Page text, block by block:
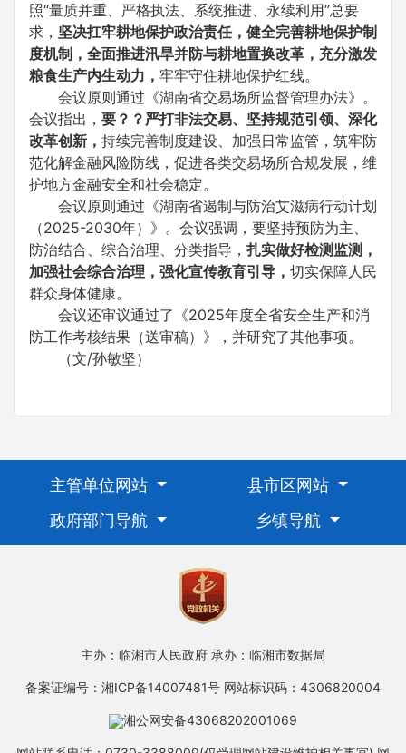
照“量质并重、严格执法、系统推进、永续利用”总要
求， 坚决扛牢耕地保护政治责任，健全完善耕地保护制
度机制，全面推进汛旱并防与耕地置换改革，充分激发
粮食生产内生动力， 牢牢守住耕地保护红线。
会议原则通过《湖南省交易场所监督管理办法》。
会议指出， 要？？严打非法交易、坚持规范引领、深化
改革创新， 持续完善制度建设、加强日常监管，筑牢防
范化解金融风险防线，促进各类交易场所合规发展，维
护地方金融安全和社会稳定。
会议原则通过《湖南省遏制与防治艾滋病行动计划
（2025-2030年）》。会议强调，要坚持预防为主、
防治结合、综合治理、分类指导， 扎实做好检测监测，
加强社会综合治理，强化宣传教育引导， 切实保障人民
群众身体健康。
会议还审议通过了《2025年度全省安全生产和消
防工作考核结果（送审稿）》，并研究了其他事项。
（文/孙敏坚）
主管单位网站
县市区网站
政府部门导航
乡镇导航
主办：临湘市人民政府 承办：临湘市数据局
备案证编号：湘ICP备14007481号 网站标识码：4306820004
湘公网安备43068202001069